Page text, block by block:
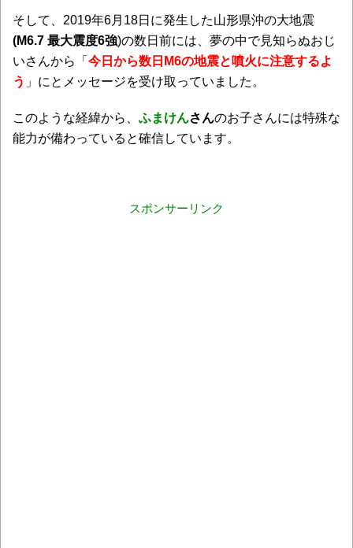
そして、2019年6月18日に発生した山形県沖の大地震
(M6.7 最大震度6強)の数日前には、夢の中で見知らぬおじ
いさんから「 今日から数日M6の地震と噴火に注意するよ
う 」にとメッセージを受け取っていました。
このような経緯から、 ふまけんさんのお子さんには特殊な
能力が備わっていると確信しています。
スポンサーリンク